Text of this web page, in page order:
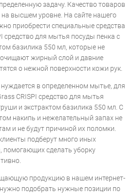
задачу. Качество товаров
высшем уровне. На сайте нашего
приобрести специальные средства
средство для мытья посуды пенка с
базилика 550 мл, которые не
очищают жирный слой и давние
о нежной поверхности кожи рук.
в определенном мытье, для
CRISPI средство для мытья
и экстрактом базилика 550 мл. С
накипь и нежелательный запах не
и не будут причиной их поломки.
подберут много иных
помогающих сделать уборку
продукцию в нашем интернет-
подобрать нужные позиции по